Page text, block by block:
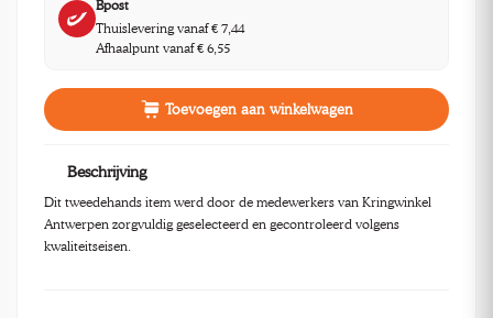
Bpost
Thuislevering vanaf € 7,44
Afhaalpunt vanaf € 6,55
Toevoegen aan winkelwagen
Beschrijving
Dit tweedehands item werd door de medewerkers van Kringwinkel
Antwerpen zorgvuldig geselecteerd en gecontroleerd volgens
kwaliteitseisen.